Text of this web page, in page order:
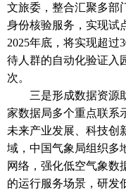
文旅委，整合汇聚多部
身份核验服务，实现试
2025年底，将实现超过
待人群的自动化验证入
次。
三是形成数据资源助
家数据局多个重点联系
未来产业发展、科技创
域，中国气象局组织多
网络，强化低空气象数
的运行服务场景，研发